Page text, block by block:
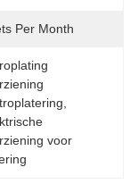
Per Month
voor